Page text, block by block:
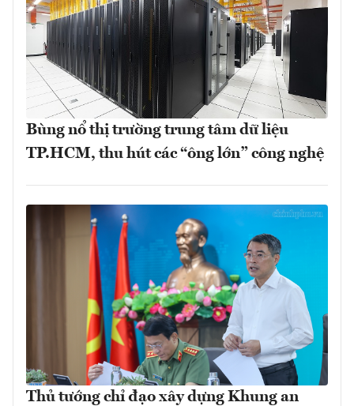
Bùng nổ thị trường trung tâm dữ liệu
TP.HCM, thu hút các “ông lớn” công nghệ
Thủ tướng chỉ đạo xây dựng Khung an